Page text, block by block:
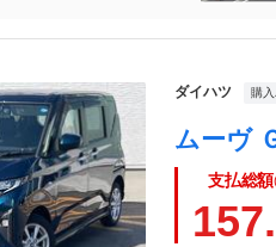
ダイハツ 購
支払総額
157.